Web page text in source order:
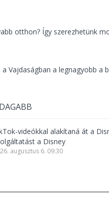
otthon? Így szerezhetünk
a Vajdaságban a legnagyobb a
videókkal alakítaná át a
a Disney
augusztus 6. 09:30